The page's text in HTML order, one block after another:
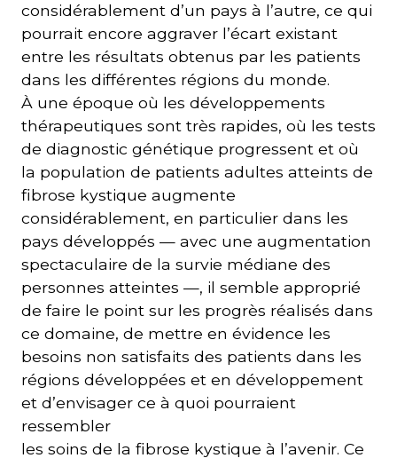
considérablement d’un pays à l’autre, ce qui
pourrait encore aggraver l’écart existant
entre les résultats obtenus par les patients
dans les différentes régions du monde.
À une époque où les développements
thérapeutiques sont très rapides, où les tests
de diagnostic génétique progressent et où
la population de patients adultes atteints de
fibrose kystique augmente
considérablement, en particulier dans les
pays développés — avec une augmentation
spectaculaire de la survie médiane des
personnes atteintes —, il semble approprié
de faire le point sur les progrès réalisés dans
ce domaine, de mettre en évidence les
besoins non satisfaits des patients dans les
régions développées et en développement
et d’envisager ce à quoi pourraient
ressembler
les soins de la fibrose kystique à l’avenir. Ce